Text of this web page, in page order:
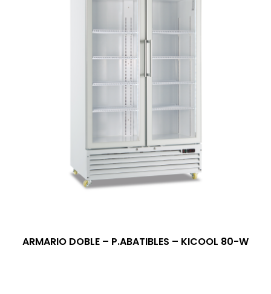
ARMARIO DOBLE – P.ABATIBLES – KICOOL 80-W